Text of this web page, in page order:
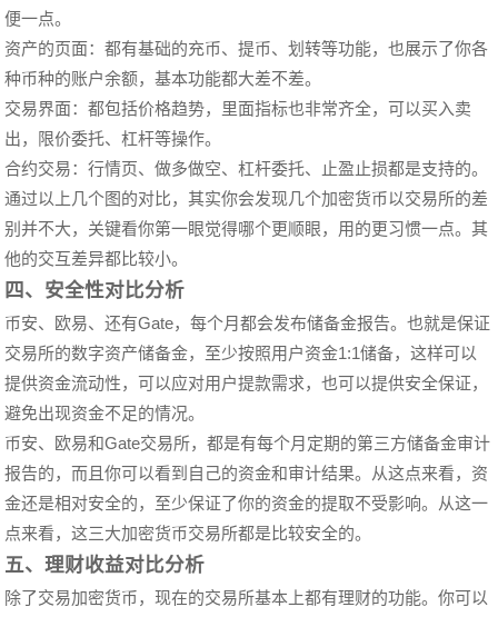
便一点。
资产的页面：都有基础的充币、提币、划转等功能，也展示了你各
种币种的账户余额，基本功能都大差不差。
交易界面：都包括价格趋势，里面指标也非常齐全，可以买入卖
出，限价委托、杠杆等操作。
合约交易：行情页、做多做空、杠杆委托、止盈止损都是支持的。
通过以上几个图的对比，其实你会发现几个加密货币以交易所的差
别并不大，关键看你第一眼觉得哪个更顺眼，用的更习惯一点。其
他的交互差异都比较小。
四、安全性对比分析
币安、欧易、还有Gate，每个月都会发布储备金报告。也就是保证
交易所的数字资产储备金，至少按照用户资金1:1储备，这样可以
提供资金流动性，可以应对用户提款需求，也可以提供安全保证，
避免出现资金不足的情况。
币安、欧易和Gate交易所，都是有每个月定期的第三方储备金审计
报告的，而且你可以看到自己的资金和审计结果。从这点来看，资
金还是相对安全的，至少保证了你的资金的提取不受影响。从这一
点来看，这三大加密货币交易所都是比较安全的。
五、理财收益对比分析
除了交易加密货币，现在的交易所基本上都有理财的功能。你可以